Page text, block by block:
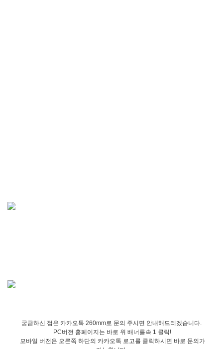
궁금하신 점은 카카오톡 260mm로 문의 주시면 안내해드리겠습니다.
PC버전 홈페이지는 바로 위 배너를속 1 클릭!
모바일 버전은 오른쪽 하단의 카카오톡 로고를 클릭하시면 바로 문의가